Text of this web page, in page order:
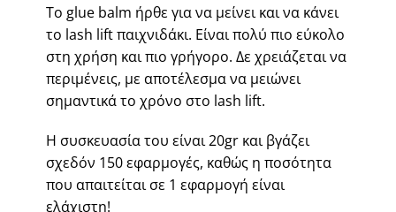
Το glue balm ήρθε για να μείνει και να κάνει
το lash lift παιχνιδάκι. Είναι πολύ πιο εύκολο
στη χρήση και πιο γρήγορο. Δε χρειάζεται να
περιμένεις, με αποτέλεσμα να μειώνει
σημαντικά το χρόνο στο lash lift.
Η συσκευασία του είναι 20gr και βγάζει
σχεδόν 150 εφαρμογές, καθώς η ποσότητα
που απαιτείται σε 1 εφαρμογή είναι
ελάχιστη!